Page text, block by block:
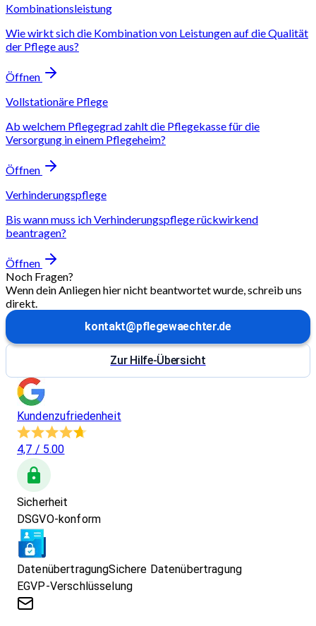
Kombinationsleistung
Wie wirkt sich die Kombination von Leistungen auf die Qualität
der Pflege aus?
Öffnen
Vollstationäre Pflege
Ab welchem Pflegegrad zahlt die Pflegekasse für die
Versorgung in einem Pflegeheim?
Öffnen
Verhinderungspflege
Bis wann muss ich Verhinderungspflege rückwirkend
beantragen?
Öffnen
Noch Fragen?
Wenn dein Anliegen hier nicht beantwortet wurde, schreib uns
direkt.
kontakt@pflegewaechter.de
Zur Hilfe-Übersicht
Kundenzufriedenheit
4,7 / 5.00
Sicherheit
DSGVO-konform
DatenübertragungSichere Datenübertragung
EGVP-Verschlüsselung